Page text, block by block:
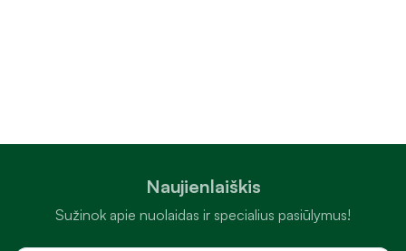
Naujienlaiškis
Sužinok apie nuolaidas ir specialius pasiūlymus!